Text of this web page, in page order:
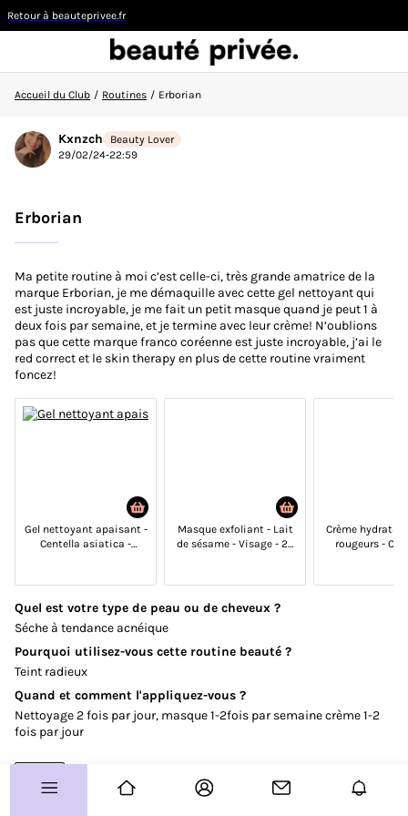
Retour à beauteprivee.fr
Visiteur
👋 Nouvelle sur la communauté ?
Découvrez comment
faire vos premiers pas ici !
ACCUEIL DU CLUB
Avis produits
À vous de jouer !
Test produits
Plus d'infos sur le Club ?
Allo le Club ?
Guide de démarrage
Plan de site
CGU
Charte Communautaire
Accueil du Club / Routines / Erborian
Kxnzch
Beauty Lover
29/02/24-22:59
Erborian
Ma petite routine à moi c’est celle-ci, très grande amatrice de la
marque Erborian, je me démaquille avec cette gel nettoyant qui
est juste incroyable, je me fait un petit masque quand je peut 1 à
deux fois par semaine, et je termine avec leur crème! N’oublions
pas que cette marque franco coréenne est juste incroyable, j’ai le
red correct et le skin therapy en plus de cette routine vraiment
foncez!
Gel nettoyant apaisant -
Centella asiatica -
Masque exfoliant - Lait
de sésame - Visage - 20
Crème
rougeurs -
Quel est votre type de peau ou de cheveux ?
Séche à tendance acnéique
Pourquoi utilisez-vous cette routine beauté ?
Teint radieux
Quand et comment l'appliquez-vous ?
Nettoyage 2 fois par jour, masque 1-2fois par semaine crème 1-2
fois par jour